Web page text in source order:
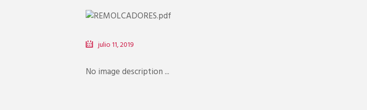
julio 11, 2019
No image description ...